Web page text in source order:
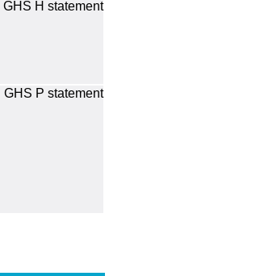
GHS H statement
GHS P statement